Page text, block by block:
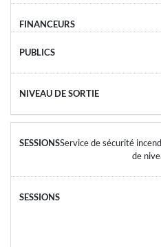
Service de sécurité
de